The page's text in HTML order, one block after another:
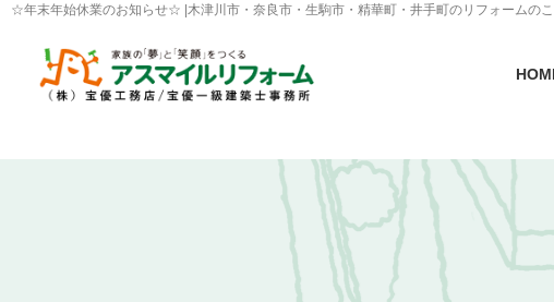
☆年末年始休業のお知らせ☆ |木津川市・奈良市・生駒市・精華町・井手町のリフォームの